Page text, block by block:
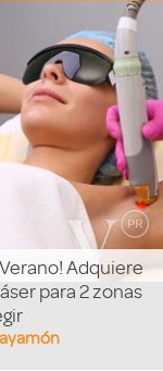
Adquiere
para 2 zonas